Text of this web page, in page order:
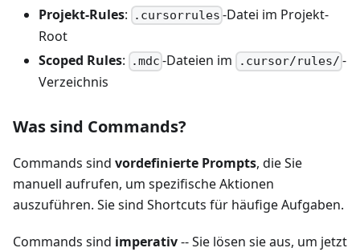
Projekt-Rules: .cursorrules -Datei im Projekt-
Root
Scoped Rules: .mdc -Dateien im .cursor/rules/ -
Verzeichnis
Was sind Commands?
Commands sind vordefinierte Prompts, die Sie
manuell aufrufen, um spezifische Aktionen
auszuführen. Sie sind Shortcuts für häufige Aufgaben.
Commands sind imperativ-- Sie lösen sie aus, um jetzt